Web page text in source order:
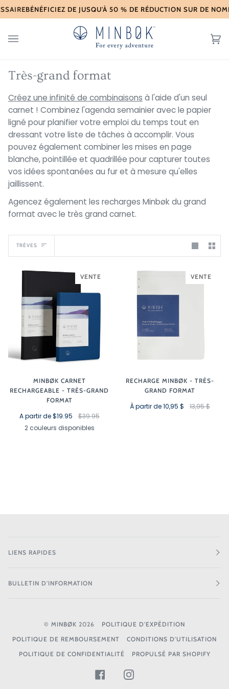
Skip
to
BÉNÉFICIEZ DE JUSQU'À 50 % DE RÉDUCTION SUR DE
Très-grand format
Créez une infinité de combinaisons à l'aide d'un seul
carnet ! Combinez l'agenda semainier avec le papier
ligné pour planifier votre emploi du temps tout en
dressant votre liste de tâches à accomplir. Vous
pouvez également combiner les mises en page
blanche, pointillée et quadrillée pour capturer toutes
vos idées spontanées au fur et à mesure qu'elles
jaillissent.
Agencez également les recharges Minbøk du grand
format avec le très grand carnet.
Trèves
TRÈVES
VENTE
MINBØK CARNET
RECHARGEABLE - TRÈS-GRAND
FORMAT
A partir de $19.95
$39.95
2 couleurs disponibles
Noir Bordeaux
VENTE
RECHARGE MINBØK - TRÈS-
GRAND FORMAT
À partir de 10,95 $ 13,95 $
LIENS RAPIDES
BULLETIN D'INFORMATION
© MINBØK 2026
POLITIQUE D'EXPÉDITION
POLITIQUE DE REMBOURSEMENT
CONDITIONS D'UTILISATION
POLITIQUE DE CONFIDENTIALITÉ
PROPULSÉ PAR SHOPIFY
FACEBOOKINSTAGRAM